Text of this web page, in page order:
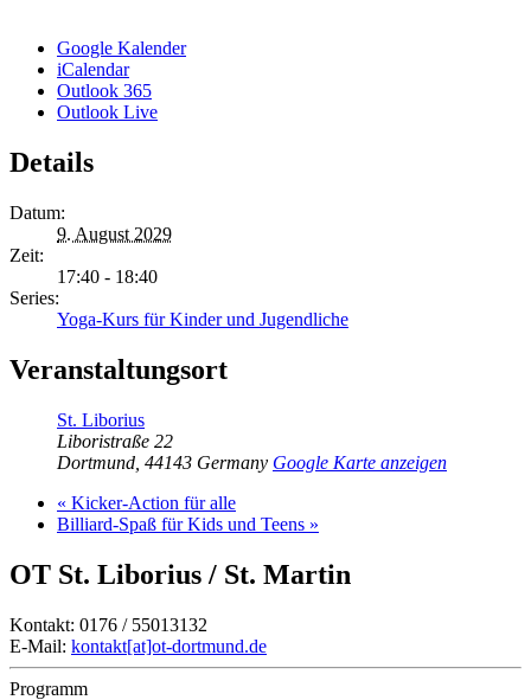
Google Kalender
iCalendar
Outlook 365
Outlook Live
Details
Datum:
9. August 2029
Zeit:
17:40 - 18:40
Series:
Yoga-Kurs für Kinder und Jugendliche
Veranstaltungsort
St. Liborius
Liboristraße 22
Dortmund 44143 Germany Google Karte anzeigen
« Kicker-Action für alle
Billiard-Spaß für Kids und Teens »
OT St. Liborius / St. Martin
Kontakt: 0176 / 55013132
E-Mail: kontakt[at]ot-dortmund.de
Programm